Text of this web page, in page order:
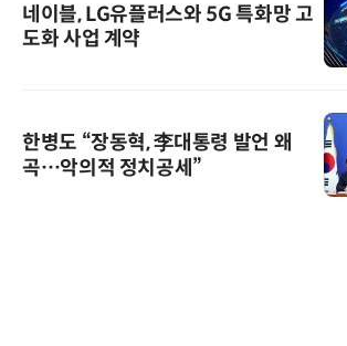
네이블, LG유플러스와 5G 특화망 고
도화 사업 계약
한병도 “장동혁, 李대통령 발언 왜
곡…악의적 정치공세”